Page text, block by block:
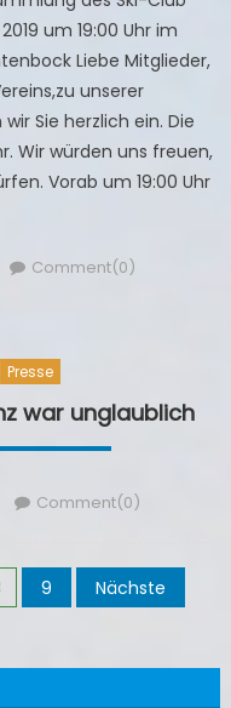
um 19:00 Uhr im
Liebe Mitglieder,
unserer
Sie herzlich ein. Die
Wir würden uns freuen,
Vorab um 19:00 Uhr
Comment(0)
Presse
war unglaublich
Comment(0)
9 Nächste